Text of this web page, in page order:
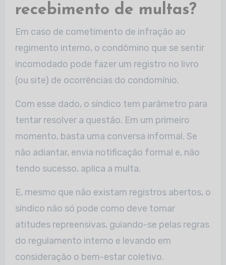
recebimento de multas?
Em caso de cometimento de infração ao
regimento interno, o condômino que se sentir
incomodado pode fazer um registro no livro
(ou site) de ocorrências do condomínio.
Com esse dado, o síndico tem parâmetro para
tentar resolver a questão. Em um primeiro
momento, basta uma conversa informal. Se
não adiantar, envia notificação formal e, não
tendo sucesso, aplica a multa.
E, mesmo que não existam registros abertos, o
síndico não só pode como deve tomar
atitudes repreensivas, guiando-se pelas regras
do regulamento interno e levando em
consideração o bem-estar coletivo.